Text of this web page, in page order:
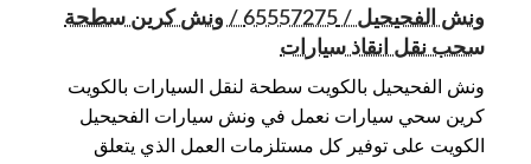
ونش الفحيحيل / 65557275 / ونش كرين سطحة
سحب نقل انقاذ سيارات
ونش الفحيحيل بالكويت سطحة لنقل السيارات بالكويت
كرين سحي سيارات نعمل في ونش سيارات الفحيحيل
الكويت على توفير كل مستلزمات العمل الذي يتعلق